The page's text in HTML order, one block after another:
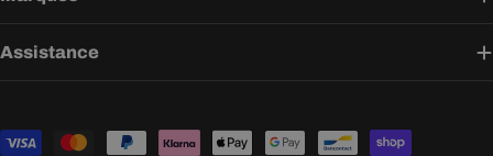
Assistance
Modes